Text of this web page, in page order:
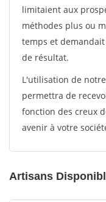
limitaient aux
méthodes plus ou
temps et
de résultat.
L'utilisation de
permettra de
fonction des creux
avenir à votre
Artisans